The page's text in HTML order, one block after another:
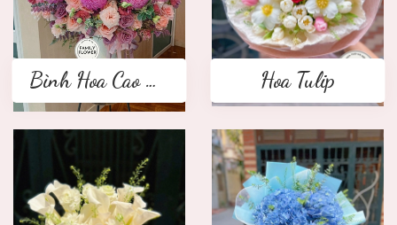
Bình Hoa Cao Cấp Hoa Tulip